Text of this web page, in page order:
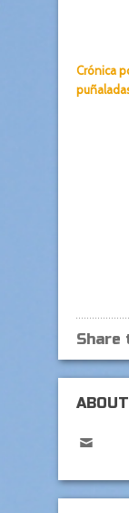
Crónica
Share
ABOUT